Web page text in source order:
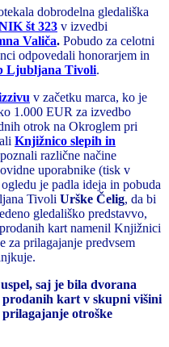
dobrodelna gledališka
št 323 v izvedbi
Valiča. Pobudo za celotni
odpovedali honorarjem in
Ljubljana Tivoli.
v začetku marca, ko je
1.000 EUR za izvedbo
otrok na Okroglem pri
Knjižnico slepih in
različne načine
uporabnike (tisk v
je padla ideja in pobuda
Tivoli Urške Čelig, da bi
gledališko predstavvo,
kart namenil Knjižnici
za prilagajanje predvsem
saj je bila dvorana
kart v skupni višini
otroške